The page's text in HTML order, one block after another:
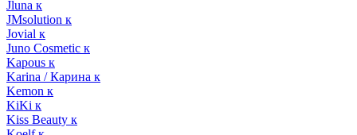
Jluna к
JMsolution к
Jovial к
Juno Cosmetic к
Kapous к
Karina / Карина к
Kemon к
KiKi к
Kiss Beauty к